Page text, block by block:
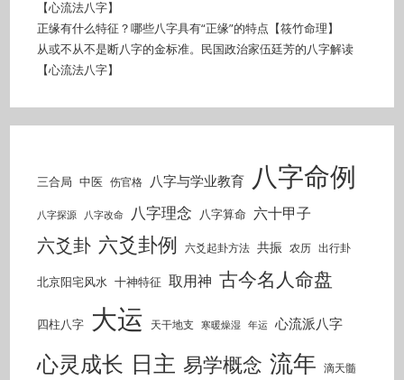
【心流法八字】
正缘有什么特征？哪些八字具有“正缘”的特点【筱竹命理】
从或不从不是断八字的金标准。民国政治家伍廷芳的八字解读
【心流法八字】
三合局 中医 伤官格 八字与学业教育 八字命例
八字探源 八字改命 八字理念 八字算命 六十甲子
六爻卦 六爻卦例 六爻起卦方法 共振 农历 出行卦
北京阳宅风水 十神特征 取用神 古今名人命盘
四柱八字 大运 天干地支 寒暖燥湿 年运 心流派八字
心灵成长 日主 易学概念 流年 滴天髓